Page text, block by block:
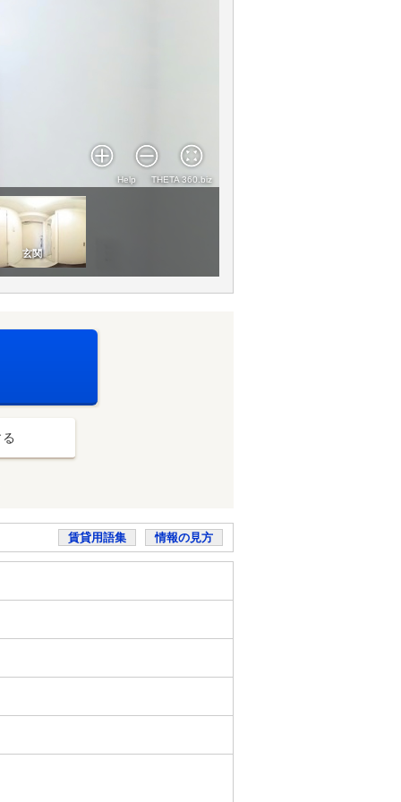
賃貸用語集 情報の見方